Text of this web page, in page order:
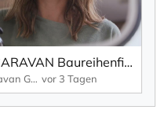
FENDT CARAVAN Baureihenfilm Tendenza 2027
Fendt-Caravan GmbH vor 3 Tagen